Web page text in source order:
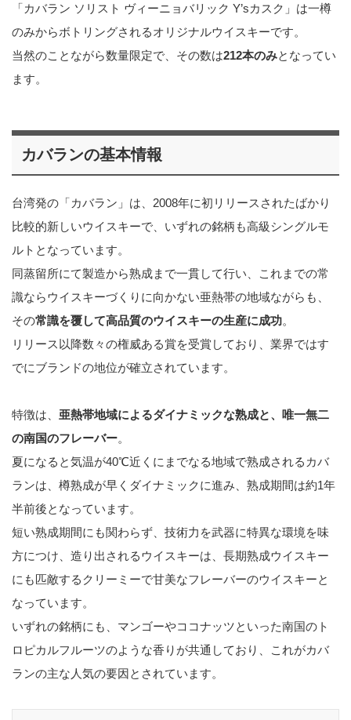
「カバラン ソリスト ヴィーニョバリック Y’sカスク」は一樽
のみからボトリングされるオリジナルウイスキーです。
当然のことながら数量限定で、その数は212本のみとなってい
ます。
カバランの基本情報
台湾発の「カバラン」は、2008年に初リリースされたばかり
比較的新しいウイスキーで、いずれの銘柄も高級シングルモ
ルトとなっています。
同蒸留所にて製造から熟成まで一貫して行い、これまでの常
識ならウイスキーづくりに向かない亜熱帯の地域ながらも、
その常識を覆して高品質のウイスキーの生産に成功。
リリース以降数々の権威ある賞を受賞しており、業界ではす
でにブランドの地位が確立されています。
特徴は、 亜熱帯地域によるダイナミックな熟成と、唯一無二
の南国のフレーバー。
夏になると気温が40℃近くにまでなる地域で熟成されるカバ
ランは、樽熟成が早くダイナミックに進み、熟成期間は約1年
半前後となっています。
短い熟成期間にも関わらず、技術力を武器に特異な環境を味
方につけ、造り出されるウイスキーは、長期熟成ウイスキー
にも匹敵するクリーミーで甘美なフレーバーのウイスキーと
なっています。
いずれの銘柄にも、マンゴーやココナッツといった南国のト
ロピカルフルーツのような香りが共通しており、これがカバ
ランの主な人気の要因とされています。